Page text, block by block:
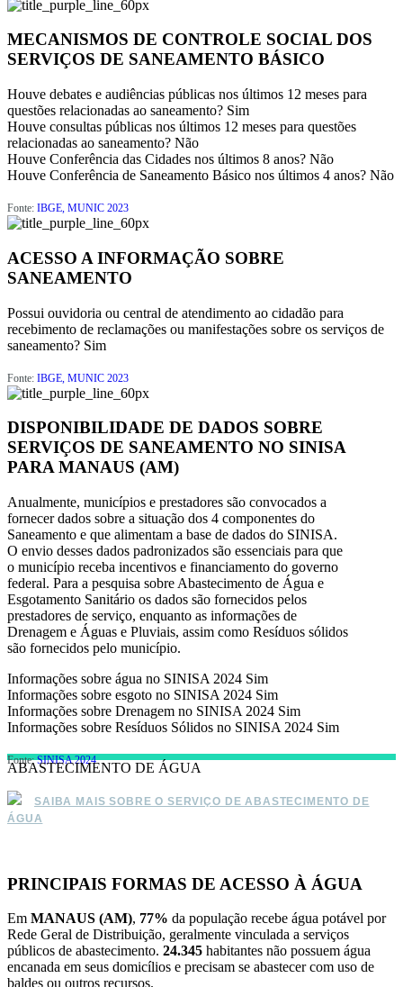
MECANISMOS DE CONTROLE SOCIAL DOS
SERVIÇOS DE SANEAMENTO BÁSICO
Houve debates e audiências públicas nos últimos 12 meses para
questões relacionadas ao saneamento? Sim
Houve consultas públicas nos últimos 12 meses para questões
relacionadas ao saneamento? Não
Houve Conferência das Cidades nos últimos 8 anos? Não
Houve Conferência de Saneamento Básico nos últimos 4 anos? Não
Fonte: IBGE, MUNIC 2023
ACESSO A INFORMAÇÃO SOBRE
SANEAMENTO
Possui ouvidoria ou central de atendimento ao cidadão para
recebimento de reclamações ou manifestações sobre os serviços de
saneamento? Sim
Fonte: IBGE, MUNIC 2023
DISPONIBILIDADE DE DADOS SOBRE
SERVIÇOS DE SANEAMENTO NO SINISA
PARA MANAUS (AM)
Anualmente, municípios e prestadores são convocados a
fornecer dados sobre a situação dos 4 componentes do
Saneamento e que alimentam a base de dados do SINISA.
O envio desses dados padronizados são essenciais para que
o município receba incentivos e financiamento do governo
federal. Para a pesquisa sobre Abastecimento de Água e
Esgotamento Sanitário os dados são fornecidos pelos
prestadores de serviço, enquanto as informações de
Drenagem e Águas e Pluviais, assim como Resíduos sólidos
são fornecidos pelo município.
Informações sobre água no SINISA 2024 Sim
Informações sobre esgoto no SINISA 2024 Sim
Informações sobre Drenagem no SINISA 2024 Sim
Informações sobre Resíduos Sólidos no SINISA 2024 Sim
Fonte:SINISA 2024
ABASTECIMENTO DE ÁGUA
SAIBA MAIS SOBRE O SERVIÇO DE ABASTECIMENTO DE
ÁGUA
PRINCIPAIS FORMAS DE ACESSO À ÁGUA
Em MANAUS (AM), 77% da população recebe água potável por
Rede Geral de Distribuição, geralmente vinculada a serviços
públicos de abastecimento. 24.345 habitantes não possuem água
encanada em seus domicílios e precisam se abastecer com uso de
baldes ou outros recursos.